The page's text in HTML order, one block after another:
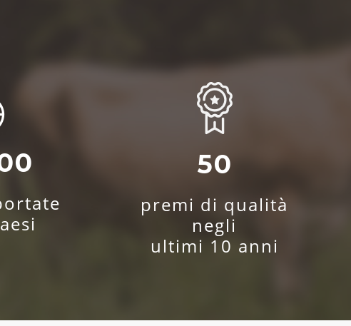
50
premi di qualità
negli
ultimi 10 anni